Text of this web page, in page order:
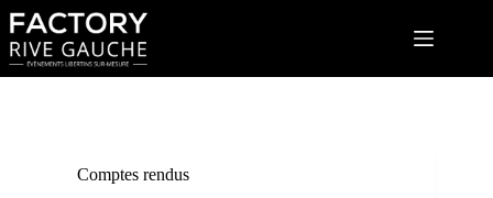
Passer
au
contenu
Comptes rendus